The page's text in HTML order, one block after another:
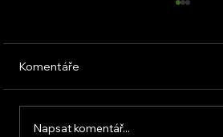
Komentáře
Napsat komentář...